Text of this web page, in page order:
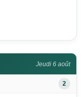
Jeudi 6 août
2